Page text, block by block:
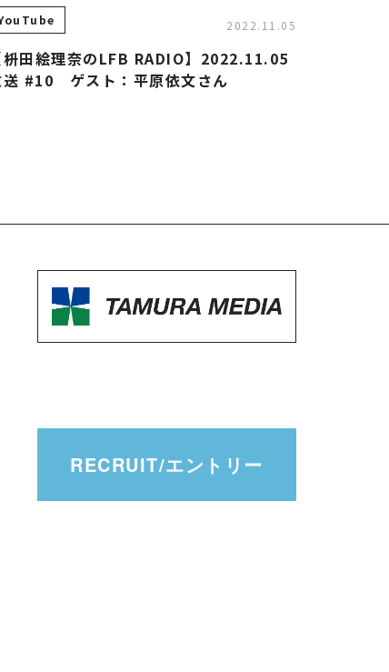
2022.11.05
枡田絵理奈のLFB RADIO】2022.11.05
送 #10 ゲスト：平原依文さん
RECRUIT/エントリー